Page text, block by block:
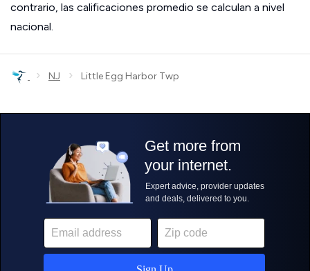
contrario, las calificaciones promedio se calculan a nivel
nacional.
› NJ › Little Egg Harbor Twp